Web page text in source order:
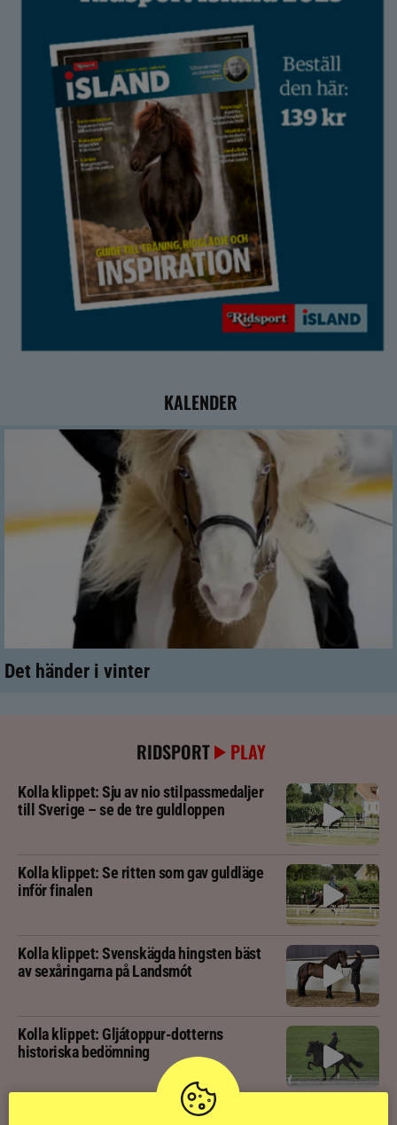
KALENDER
Det händer i vinter
RIDSPORT PLAY
Kolla klippet: Sju av nio stilpassmedaljer
till Sverige – se de tre guldloppen
Kolla klippet: Se ritten som gav guldläge
inför finalen
Kolla klippet: Svenskägda hingsten bäst
av sexåringarna på Landsmót
Kolla klippet: Gljátoppur-dotterns
historiska bedömning
Svensk bakom världens högst bedömda